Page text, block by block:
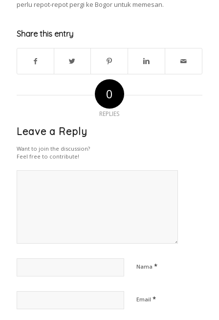
perlu repot-repot pergi ke Bogor untuk memesan.
Share this entry
0
REPLIES
Leave a Reply
Want to join the discussion?
Feel free to contribute!
Nama *
Email *